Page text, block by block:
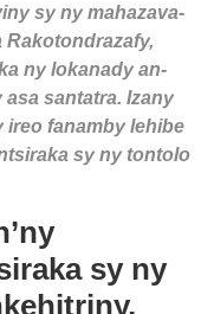
sy ny mahazava-
Rakotondrazafy,
ny lokanady an-
santatra. Izany
ireo fanamby lehibe
sy ny tontolo
sy ny